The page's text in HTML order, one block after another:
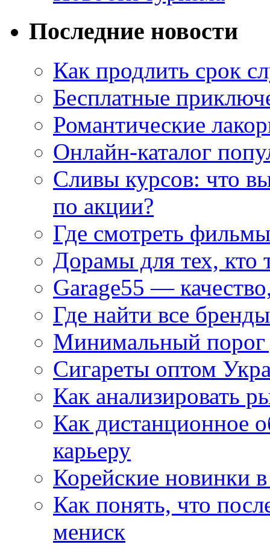
Последние новости
Как продлить срок
Бесплатные
Романтические
Онлайн-каталог
Сливы курсов: что
по акции?
Где смотреть
Дорамы для тех, кто
Garage55 —
Где найти все
Минимальный порог
Сигареты оптом
Как анализировать
Как дистанционное
карьеру
Корейские новинки
Как понять, что
мениск